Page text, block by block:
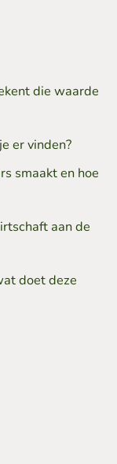
die waarde
er vinden?
smaakt en hoe
aan de
doet deze